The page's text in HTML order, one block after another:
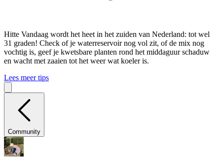
Hitte Vandaag wordt het heet in het zuiden van Nederland: tot wel
31 graden! Check of je waterreservoir nog vol zit, of de mix nog
vochtig is, geef je kwetsbare planten rond het middaguur schaduw
en wacht met zaaien tot het weer wat koeler is.
Lees meer tips
Community